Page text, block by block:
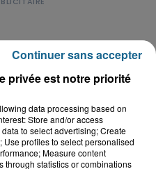
privée est notre priorité
data processing based on
Store and/or access
to select advertising; Create
profiles to select personalised
Measure content
through statistics or combinations
Continuer sans accepter